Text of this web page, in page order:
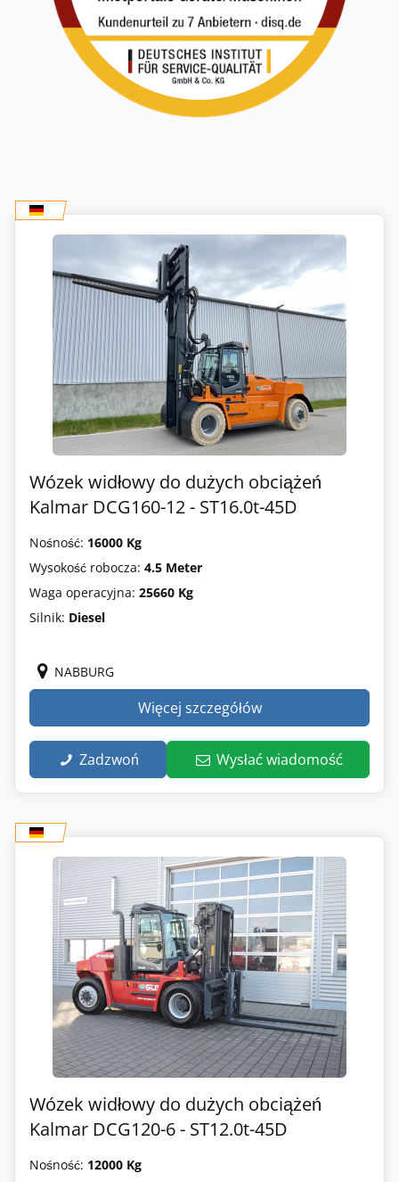
Wózek widłowy do dużych obciążeń
Kalmar DCG160-12 - ST16.0t-45D
Nośność: 16000 Kg
Wysokość robocza: 4.5 Meter
Waga operacyjna: 25660 Kg
Silnik: Diesel
NABBURG
Więcej szczegółów
Zadzwoń Wysłać wiadomość
Wózek widłowy do dużych obciążeń
Kalmar DCG120-6 - ST12.0t-45D
Nośność: 12000 Kg